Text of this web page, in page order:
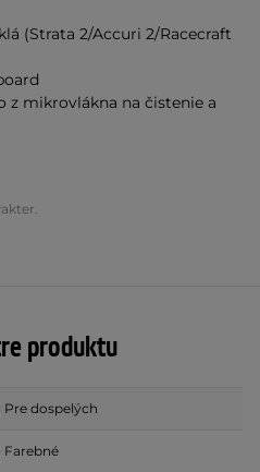
(Strata 2/Accuri 2/Racecraft
z mikrovlákna na čistenie a
produktu
Pre dospelých
Farebné